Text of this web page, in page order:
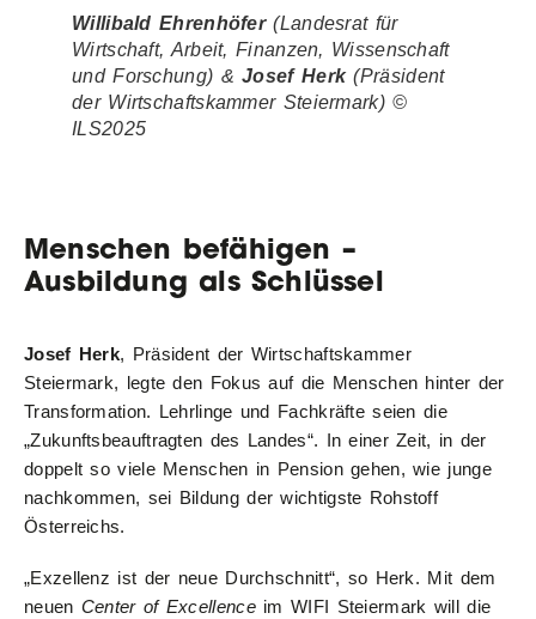
Willibald Ehrenhöfer (Landesrat für
Wirtschaft, Arbeit, Finanzen, Wissenschaft
und Forschung) &Josef Herk (Präsident
der Wirtschaftskammer Steiermark)©
ILS2025
Menschen befähigen –
Ausbildung als Schlüssel
Josef Herk, Präsident der Wirtschaftskammer
Steiermark, legte den Fokus auf die Menschen hinter der
Transformation. Lehrlinge und Fachkräfte seien die
„Zukunftsbeauftragten des Landes“. In einer Zeit, in der
doppelt so viele Menschen in Pension gehen, wie junge
nachkommen, sei Bildung der wichtigste Rohstoff
Österreichs.
„Exzellenz ist der neue Durchschnitt“, so Herk. Mit dem
neuen Center of Excellenceim WIFI Steiermark will die